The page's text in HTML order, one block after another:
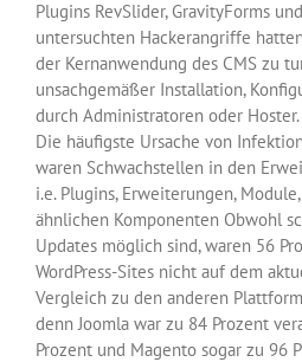
Plugins RevSlider, GravityForms
untersuchten Hackerangriffe
der Kernanwendung des CMS zu
unsachgemäßer Installation,
durch Administratoren oder
Die häufigste Ursache von
waren Schwachstellen in den
i.e. Plugins, Erweiterungen,
ähnlichen Komponenten Obwohl
Updates möglich sind, waren 56
WordPress-Sites nicht auf dem
Vergleich zu den anderen
denn Joomla war zu 84 Prozent
Prozent und Magento sogar zu 96